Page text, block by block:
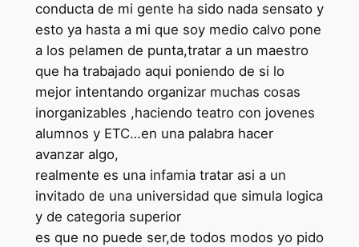
conducta de mi gente ha sido nada sensato y
esto ya hasta a mi que soy medio calvo pone
a los pelamen de punta,tratar a un maestro
que ha trabajado aqui poniendo de si lo
mejor intentando organizar muchas cosas
inorganizables ,haciendo teatro con jovenes
alumnos y ETC…en una palabra hacer
avanzar algo,
realmente es una infamia tratar asi a un
invitado de una universidad que simula logica
y de categoria superior
es que no puede ser,de todos modos yo pido